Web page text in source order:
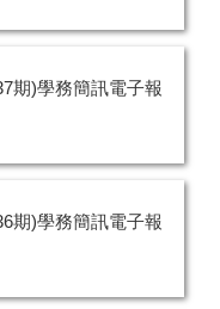
期)學務簡訊電子報
期)學務簡訊電子報